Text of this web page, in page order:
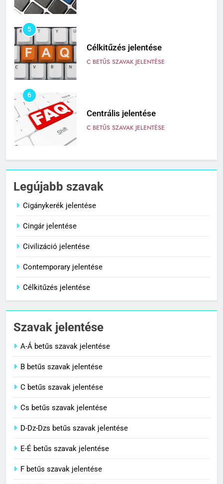
5
Célkitűzés jelentése
C BETŰS SZAVAK JELENTÉSE
6
Centrális jelentése
C BETŰS SZAVAK JELENTÉSE
7
Céltudatos jelentése
8
Centenárium jelentése
1
Cigánykerék jelentése
C BETŰS SZAVAK JELENTÉSE
C BETŰS SZAVAK JELENTÉSE
3
Legújabb szavak
Cigánykerék jelentése
Cingár jelentése
Civilizáció jelentése
Contemporary jelentése
Célkitűzés jelentése
Szavak jelentése
A-Á betűs szavak jelentése
B betűs szavak jelentése
C betűs szavak jelentése
Cs betűs szavak jelentése
D-Dz-Dzs betűs szavak jelentése
E-É betűs szavak jelentése
F betűs szavak jelentése